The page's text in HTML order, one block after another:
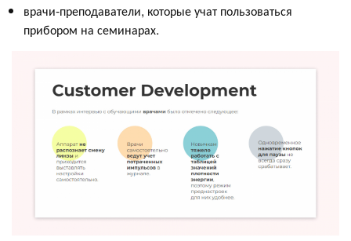
врачи-преподаватели, которые учат пользоваться
прибором на семинарах.